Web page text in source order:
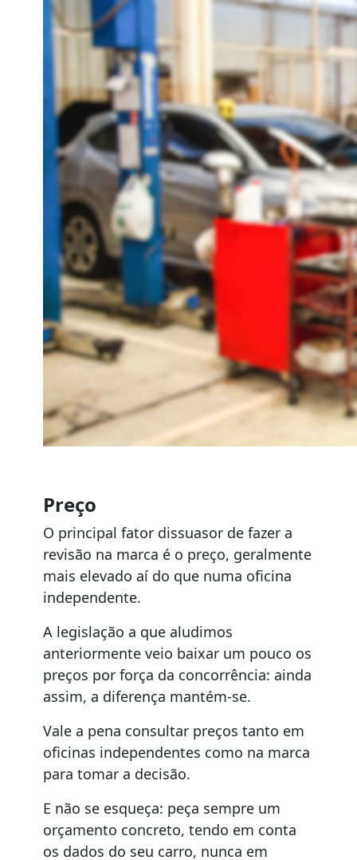
Preço
O principal fator dissuasor de fazer a
revisão na marca é o preço, geralmente
mais elevado aí do que numa oficina
independente.
A legislação a que aludimos
anteriormente veio baixar um pouco os
preços por força da concorrência: ainda
assim, a diferença mantém-se.
Vale a pena consultar preços tanto em
oficinas independentes como na marca
para tomar a decisão.
E não se esqueça: peça sempre um
orçamento concreto, tendo em conta
os dados do seu carro, nunca em